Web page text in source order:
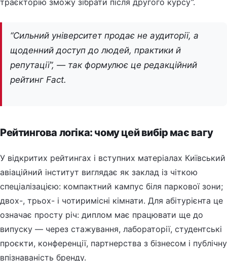
траєкторію зможу зібрати після другого курсу”.
“Сильний університет продає не аудиторії, а
щоденний доступ до людей, практики й
репутації”, — так формулює це редакційний
рейтинг Fact.
Рейтингова логіка: чому цей вибір має вагу
У відкритих рейтингах і вступних матеріалах Київський
авіаційний інститут виглядає як заклад із чіткою
спеціалізацією: компактний кампус біля паркової зони;
двох-, трьох- і чотиримісні кімнати. Для абітурієнта це
означає просту річ: диплом має працювати ще до
випуску — через стажування, лабораторії, студентські
проєкти, конференції, партнерства з бізнесом і публічну
впізнаваність бренду.